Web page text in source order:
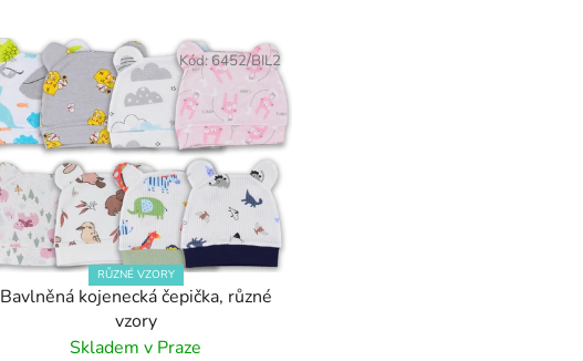
RŮZNÉ VZORY
Bavlněná kojenecká čepička, různé
vzory
Skladem v Praze
Kód:6452/BIL2